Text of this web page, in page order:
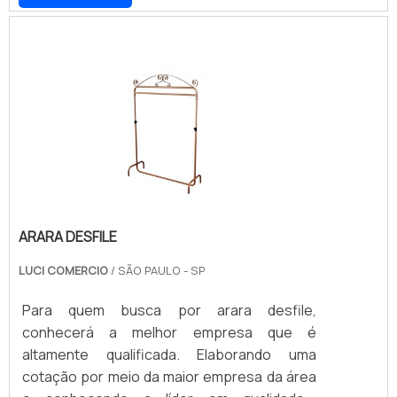
performance de uma equipe de
para os clientes com qualidade..
para roupas mais comuns, como calças e
comercializados em valores diferentes
devido a uma série de fatores, todos rela.
ARARA DESFILE
LUCI COMERCIO / SÃO PAULO - SP
Para quem busca por arara desfile,
conhecerá a melhor empresa que é
altamente qualificada. Elaborando uma
cotação por meio da maior empresa da área